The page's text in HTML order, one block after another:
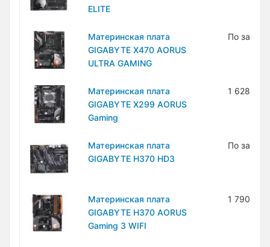
ELITE
Материнская плата
GIGABYTE X470 AORUS
ULTRA GAMING
По
Материнская плата
GIGABYTE X299 AORUS
Gaming
1 628
Материнская плата
GIGABYTE H370 HD3
По
Материнская плата
GIGABYTE H370 AORUS
Gaming 3 WIFI
1 790